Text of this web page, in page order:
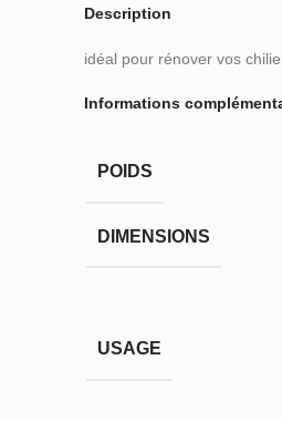
Description
idéal pour rénover vos
Informations
POIDS
DIMENSIONS
USAGE